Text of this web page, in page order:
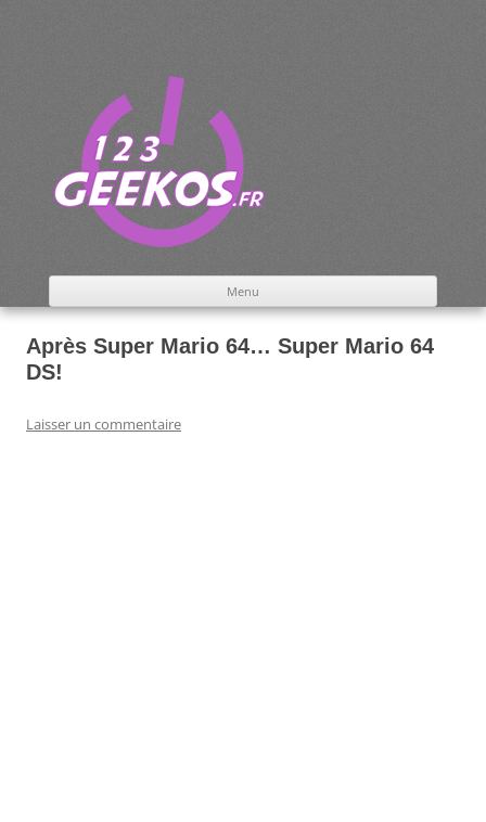
Menu
Après Super Mario 64… Super Mario 64
DS!
Laisser un commentaire